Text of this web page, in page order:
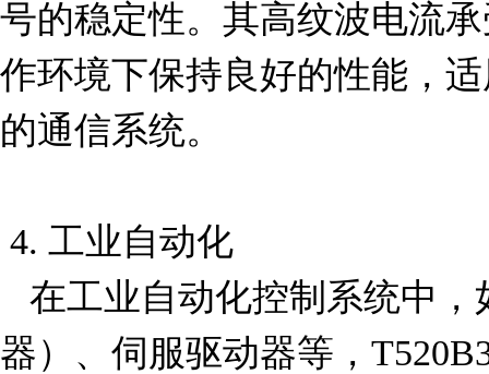
号的稳定性。其高纹波电流
作环境下保持良好的性能，
的通信系统。
器）、伺服驱动器等，